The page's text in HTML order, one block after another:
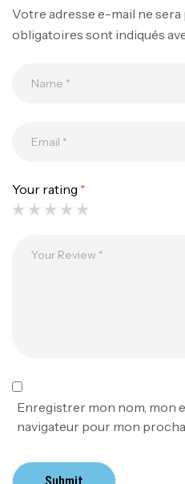
Votre adresse e-mail ne sera
obligatoires sont indiqués
Your rating *
Enregistrer mon nom, mon
navigateur pour mon
1.83m 120/250gr 30kg
Bagagerie
د.ت
د.ت378,000
Volant 3 Branches Inox